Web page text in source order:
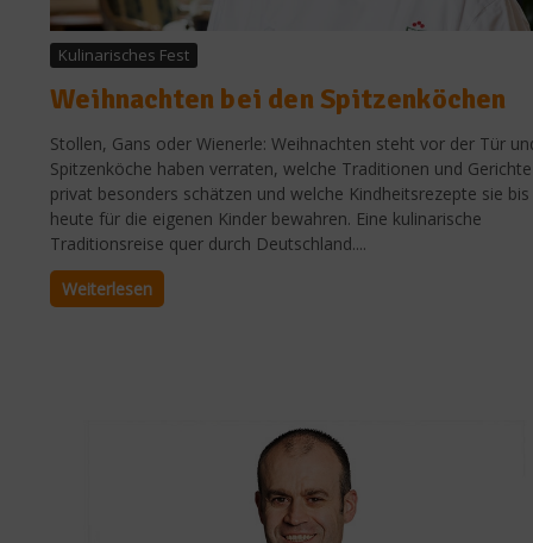
Kulinarisches Fest
Weihnachten bei den Spitzenköchen
Stollen, Gans oder Wienerle: Weihnachten steht vor der Tür
Spitzenköche haben verraten, welche Traditionen und
privat besonders schätzen und welche Kindheitsrezepte sie bis
heute für die eigenen Kinder bewahren. Eine kulinarische
Traditionsreise quer durch Deutschland....
Weiterlesen